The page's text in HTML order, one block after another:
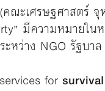
ะเศรษฐศาสตร์ จุ
มีความหมายใ
หว่าง NGO รัฐบา
for